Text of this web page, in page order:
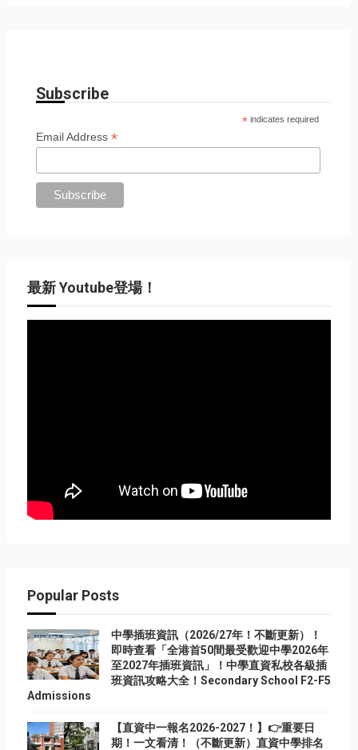
Subscribe
* indicates required
Email Address*
最新 Youtube登場！
Popular Posts
中學插班資訊（2026/27年！不斷更新）！
即時查看「全港首50間最受歡迎中學2026年
至2027年插班資訊」！中學直資私校各級插
班資訊攻略大全！Secondary School F2-F5
Admissions
【直資中一報名2026-2027！】👉重要日
期！一文看清！（不斷更新）直資中學排名